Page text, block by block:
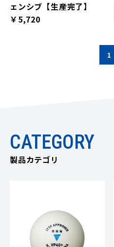
ェンシブ【生産完了】
￥5,720
1
CATEGORY
製品カテゴリ